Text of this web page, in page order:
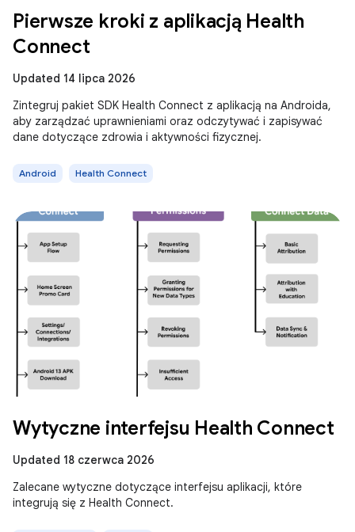
Pierwsze kroki z aplikacją Health
Connect
Updated 14 lipca 2026
Zintegruj pakiet SDK Health Connect z aplikacją na Androida,
aby zarządzać uprawnieniami oraz odczytywać i zapisywać
dane dotyczące zdrowia i aktywności fizycznej.
Android Health Connect
Wytyczne interfejsu Health Connect
Updated 18 czerwca 2026
Zalecane wytyczne dotyczące interfejsu aplikacji, które
integrują się z Health Connect.